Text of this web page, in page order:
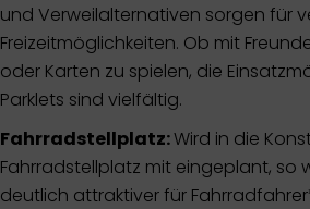
und Verweilalternativen sorgen für
Freizeitmöglichkeiten. Ob mit
oder Karten zu spielen, die
Parklets sind vielfältig.
Fahrradstellplatz:Wird in die
Fahrradstellplatz mit eingeplant, so
deutlich attraktiver für